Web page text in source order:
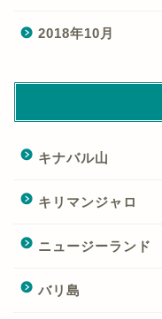
2018年10月
キナバル山
キリマンジャロ
ニュージーランド
バリ島